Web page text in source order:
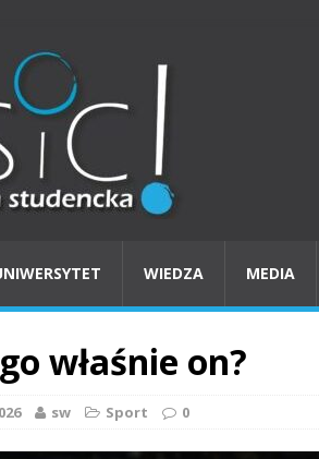
WIEDZA MEDIA
właśnie on?
sw Sport 0